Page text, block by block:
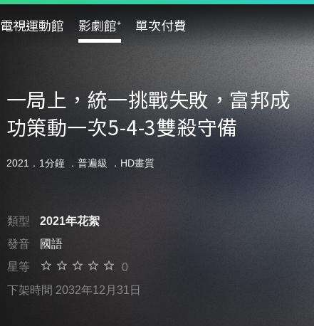
電視運動館 影劇館⁺ 單次付費
一局上，統一挑戰失敗，富邦成
功策動一次5-4-3雙殺守備
2021．1分鐘 ． 普遍級 ．HD畫質
類型
2021年花絮
發音
國語
星等
0
下架時間 2032年12月31日